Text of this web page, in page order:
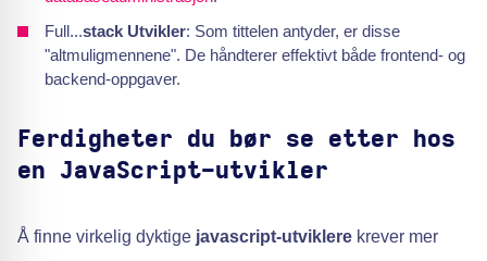
Full...stack Utvikler: Som tittelen antyder, er disse
"altmuligmennene". De håndterer effektivt både frontend- og
backend-oppgaver.
Ferdigheter du bør se etter hos
en JavaScript-utvikler
Å finne virkelig dyktige javascript-utviklere krever mer